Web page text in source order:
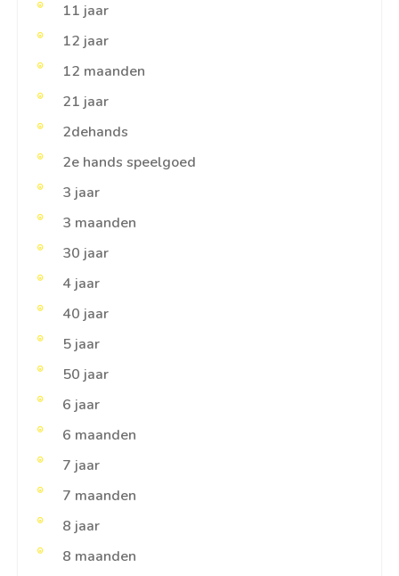
11 jaar
12 jaar
12 maanden
21 jaar
2dehands
2e hands speelgoed
3 jaar
3 maanden
30 jaar
4 jaar
40 jaar
5 jaar
50 jaar
6 jaar
6 maanden
7 jaar
7 maanden
8 jaar
8 maanden